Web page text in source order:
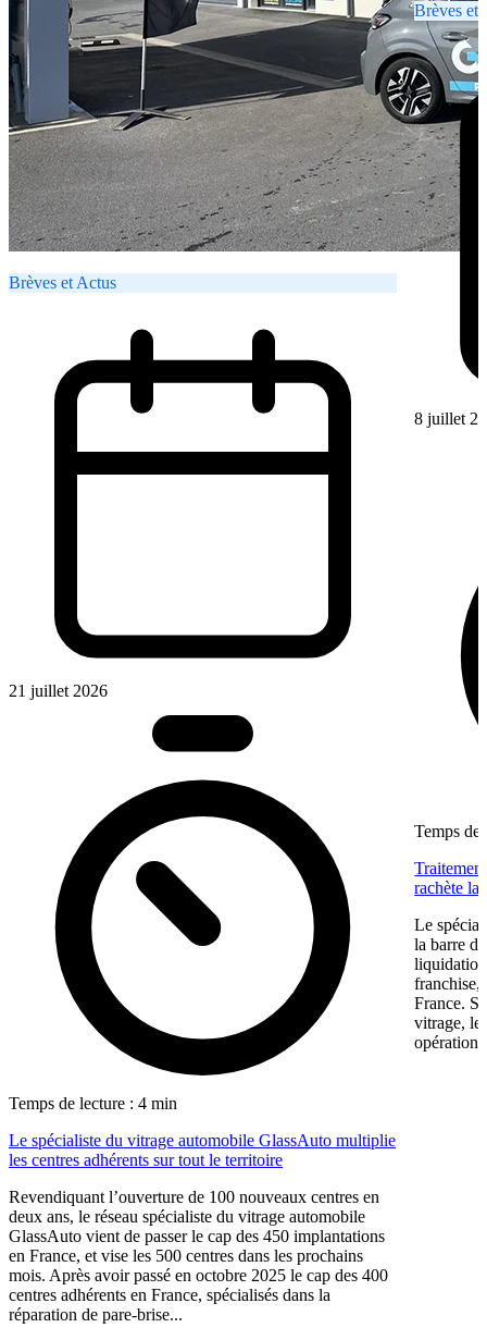
Brèves et Actus
21 juillet 2026
Temps de lecture : 4 min
Le spécialiste du vitrage automobile GlassAuto multiplie
les centres adhérents sur tout le territoire
Revendiquant l’ouverture de 100 nouveaux centres en
deux ans, le réseau spécialiste du vitrage automobile
GlassAuto vient de passer le cap des 450 implantations
en France, et vise les 500 centres dans les prochains
mois. Après avoir passé en octobre 2025 le cap des 400
centres adhérents en France, spécialisés dans la
réparation de pare-brise...
Brèves et
8 juillet
Temps de
rachète la
Le
la barre
franchise,
France.
vitrage, le
opération